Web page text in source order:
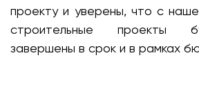
проекту и уверены, что с
строительные проекты
завершены в срок и в рамках